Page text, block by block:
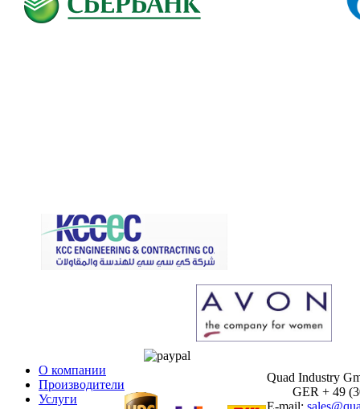
О компании
Производители
Услуги
Quad Industry
GER + 49
E-mail: